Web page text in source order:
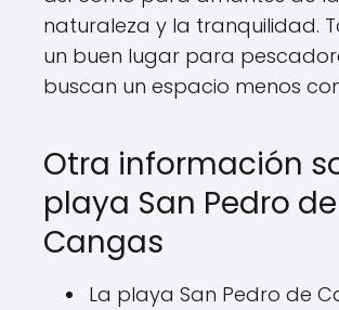
naturaleza y la tranquilidad.
un buen lugar para
buscan un espacio menos
Otra información
playa San Pedro de
Cangas
La playa San Pedro de